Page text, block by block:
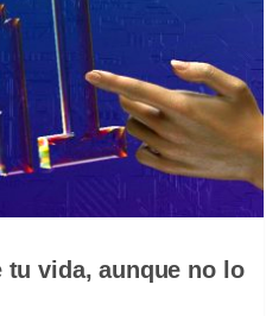
tu vida, aunque no lo